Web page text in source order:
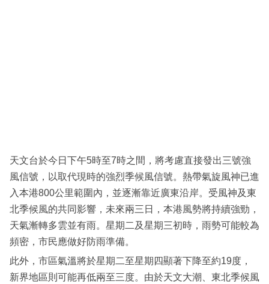
天文台於今日下午5時至7時之間，將考慮直接發出三號強
風信號，以取代現時的強烈季候風信號。熱帶氣旋風神已進
入本港800公里範圍內，並逐漸靠近廣東沿岸。受風神及東
北季候風的共同影響，未來兩三日，本港風勢將持續強勁，
天氣漸轉多雲並有雨。星期二及星期三初時，雨勢可能較為
頻密，市民應做好防雨準備。
此外，市區氣溫將於星期二至星期四顯著下降至約19度，
新界地區則可能再低兩至三度。由於天文大潮、東北季候風